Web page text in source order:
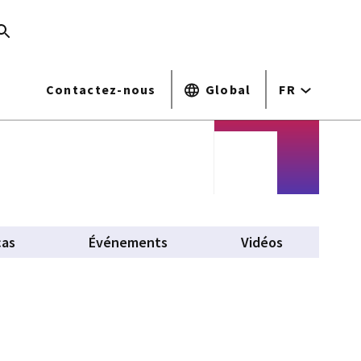
Contactez-nous Global FR
Événements Vidéos